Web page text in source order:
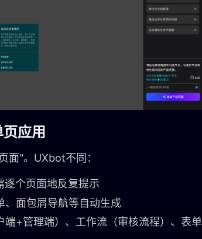
应用
面"。UXbot不同：
逐个页面地反复提示
、面包屑导航等自动生成
端+管理端）、工作流（审核流程）、表单